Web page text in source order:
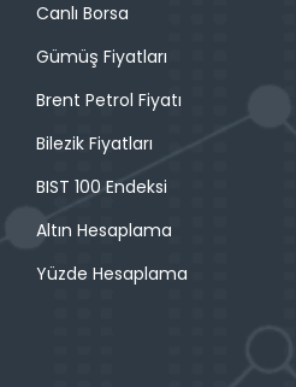
Canlı Borsa
Gümüş Fiyatları
Brent Petrol Fiyatı
Bilezik Fiyatları
BIST 100 Endeksi
Altın Hesaplama
Yüzde Hesaplama